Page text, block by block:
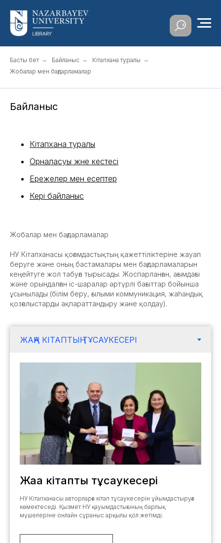
Басты бет → Байланыс → Кітапхана туралы →
Жобалар мен бағдарламалар
Байланыс
Кітапхана туралы
Орналасуы және кестесі
Ережелер мен есептер
Кері байланыс
Жобалар мен бағдарламалар
НУ Кітапханасы қоғамдастықтың қажеттіліктеріне жауап
беруге және оның бастамалары мен бағдарламаларын
кеңейтуге жол табуға тырысады. Жоспарланған, ағымдағы
және орындалған іс-шаралар әртүрлі бағыттар бойынша
ұсынылады (білім беру, ғылыми коммуникация, жаһандық
қозғалыстарды ақпараттандыру және қолдау).
Жаңа кітаптың тұсаукесері
НУ Кітапханасы авторларға кітап тұсаукесерін ұйымдастыруға
көмектеседі. Қызмет НУ қауымдастығының барлық
мүшелеріне онлайн сұраныс арқылы қол жетімді.